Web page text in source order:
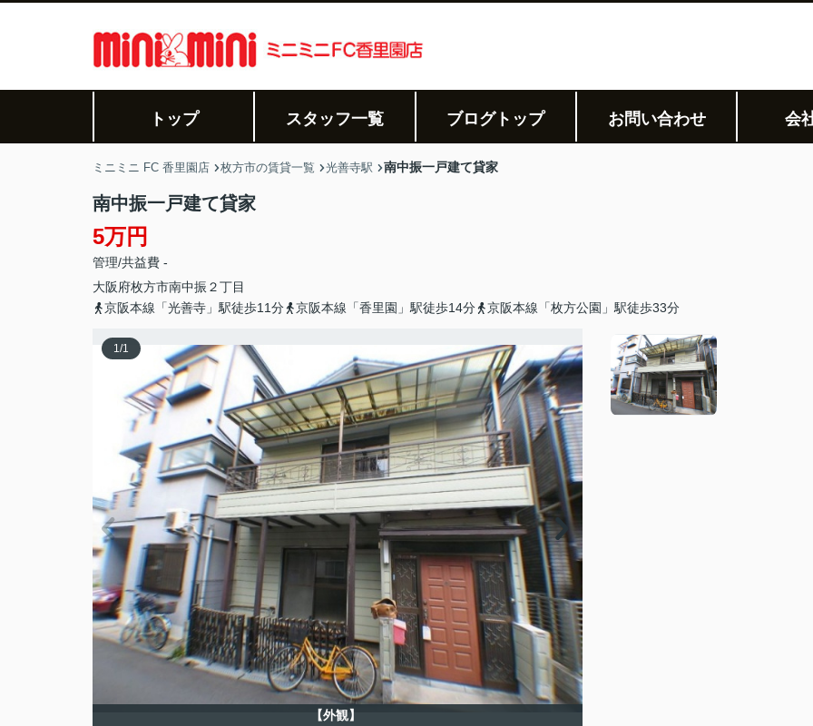
トップ スタッフ一覧 ブログトップ お問い合わせ 会
ミニミニ FC 香里園店 枚方市の賃貸一覧 光善寺駅 南中振一戸建て貸家
南中振一戸建て貸家
5万円
管理/共益費 -
大阪府枚方市南中振 ２丁目
京阪本線「光善寺」駅徒歩11分
京阪本線「香里園」駅徒歩14分 京阪本線「枚方公園」駅徒歩33分
1/1
【外観】